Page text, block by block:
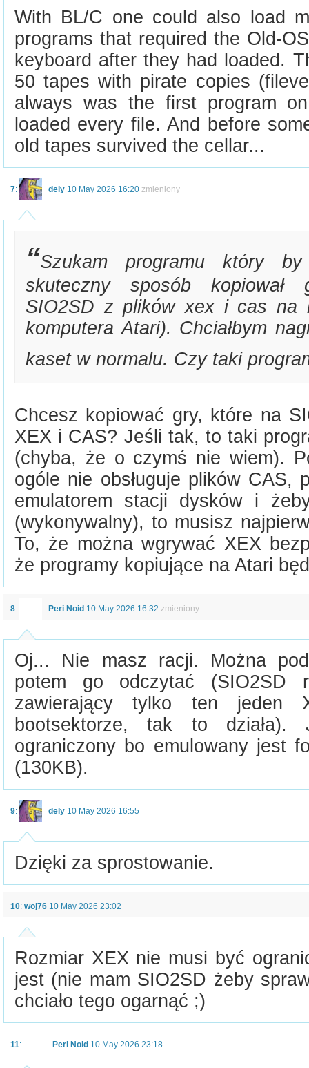
With BL/C one could also load
programs that required the Old-
keyboard after they had loaded.
50 tapes with pirate copies
always was the first program
loaded every file. And before
old tapes survived the cellar...
7: dely 10 May 2026 16:20 zmieniony
Szukam programu który
skuteczny sposób kopiował
SIO2SD z plików xex i cas na
komputera Atari). Chciałbym
kaset w normalu. Czy taki
Chcesz kopiować gry, które na
XEX i CAS? Jeśli tak, to taki
(chyba, że o czymś nie wiem).
ogóle nie obsługuje plików CAS,
emulatorem stacji dysków i
(wykonywalny), to musisz
To, że można wgrywać XEX
że programy kopiujące na Atari
8: Peri Noid 10 May 2026 16:32 zmieniony
Oj... Nie masz racji. Można
potem go odczytać (SIO2SD
zawierający tylko ten jeden
bootsektorze, tak to działa).
ograniczony bo emulowany jest
(130KB).
9: dely 10 May 2026 16:55
Dzięki za sprostowanie.
10: woj76 10 May 2026 23:02
Rozmiar XEX nie musi być
jest (nie mam SIO2SD żeby
chciało tego ogarnąć ;)
11: Peri Noid 10 May 2026 23:18